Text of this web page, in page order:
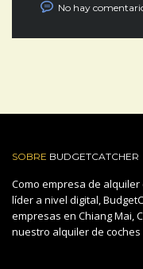
No hay
SOBRE BUDGETCATCHER
Como empresa de
líder a nivel digital,
empresas en Chiang Mai,
nuestro alquiler de